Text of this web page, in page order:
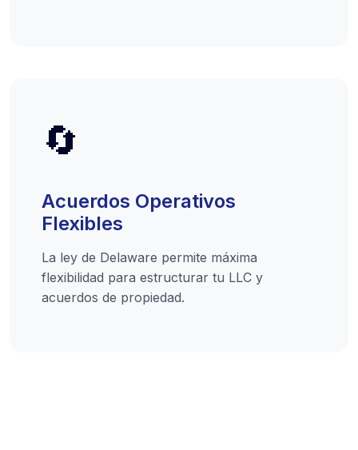
🔄
Acuerdos Operativos
Flexibles
La ley de Delaware permite máxima
flexibilidad para estructurar tu LLC y
acuerdos de propiedad.